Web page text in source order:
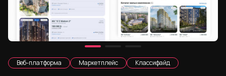
Веб-платформа Маркетплейс Классифайд